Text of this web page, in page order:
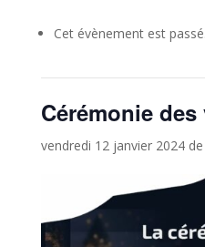
Cet évènement est passé.
Cérémonie
vendredi 12 janvier 2024